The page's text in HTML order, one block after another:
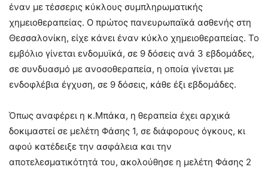
έναν με τέσσερις κύκλους συμπληρωματικής
χημειοθεραπείας. Ο πρώτος πανευρωπαϊκά ασθενής στη
Θεσσαλονίκη, είχε κάνει έναν κύκλο χημειοθεραπείας. Το
εμβόλιο γίνεται ενδομυϊκά, σε 9 δόσεις ανά 3 εβδομάδες,
σε συνδυασμό με ανοσοθεραπεία, η οποία γίνεται με
ενδοφλέβια έγχυση, σε 9 δόσεις, κάθε έξι εβδομάδες.
Όπως αναφέρει η κ.Μπάκα, η θεραπεία έχει αρχικά
δοκιμαστεί σε μελέτη Φάσης 1, σε διάφορους όγκους, κι
αφού κατέδειξε την ασφάλεια και την
αποτελεσματικότητά του, ακολούθησε η μελέτη Φάσης 2